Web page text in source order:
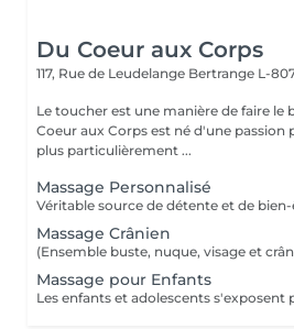
Du Coeur aux Corps
117, Rue de Leudelange Bertrange L-
Le toucher est une manière de faire le
Coeur aux Corps est né d'une
plus particulièrement ...
Massage Personnalisé
Massage Crânien
Massage pour Enfants